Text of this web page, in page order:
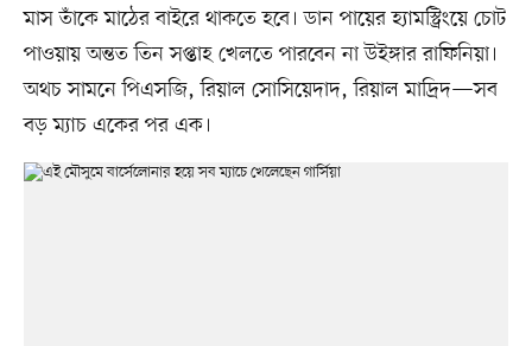
মাস তাঁকে মাঠের বাইরে থাকতে হবে। ডান পায়ের হ্যামস্ট্রিংয়ে চোট
পাওয়ায় অন্তত তিন সপ্তাহ খেলতে পারবেন না উইঙ্গার রাফিনিয়া।
অথচ সামনে পিএসজি, রিয়াল সোসিয়েদাদ, রিয়াল মাদ্রিদ—সব
বড় ম্যাচ একের পর এক।